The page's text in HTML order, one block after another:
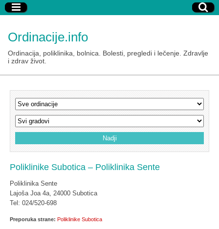
Ordinacije.info
Ordinacija, poliklinika, bolnica. Bolesti, pregledi i lečenje. Zdravlje
i zdrav život.
Poliklinike Subotica – Poliklinika Sente
Poliklinika Sente
Lajoša Joa 4a, 24000 Subotica
Tel: 024/520-698
Preporuka strane: Poliklinike Subotica